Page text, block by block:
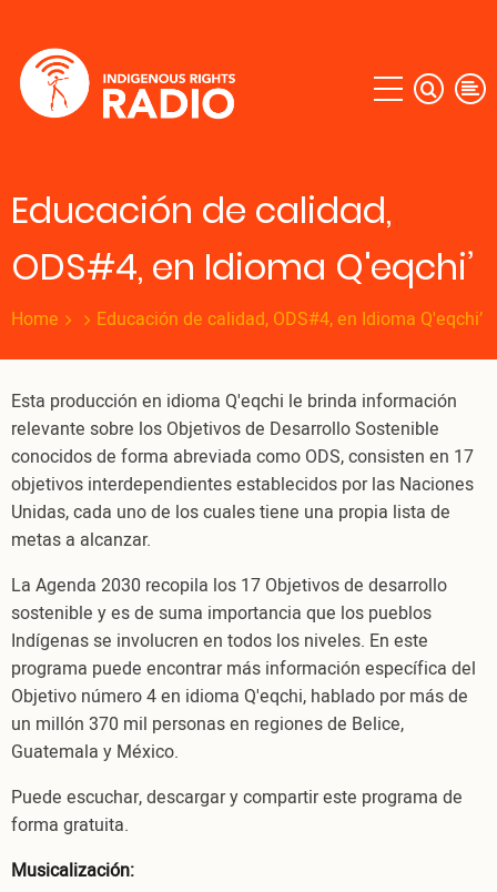
main
content
Educación de calidad,
ODS#4, en Idioma Q'eqchi’
Home Educación de calidad, ODS#4, en Idioma Q'eqchi’
Esta producción en idioma Q'eqchi le brinda información
relevante sobre los Objetivos de Desarrollo Sostenible
conocidos de forma abreviada como ODS, consisten en 17
objetivos interdependientes establecidos por las Naciones
Unidas, cada uno de los cuales tiene una propia lista de
metas a alcanzar.
La Agenda 2030 recopila los 17 Objetivos de desarrollo
sostenible y es de suma importancia que los pueblos
Indígenas se involucren en todos los niveles. En este
programa puede encontrar más información específica del
Objetivo número 4 en idioma Q'eqchi, hablado por más de
un millón 370 mil personas en regiones de Belice,
Guatemala y México.
Puede escuchar, descargar y compartir este programa de
forma gratuita.
Musicalización: